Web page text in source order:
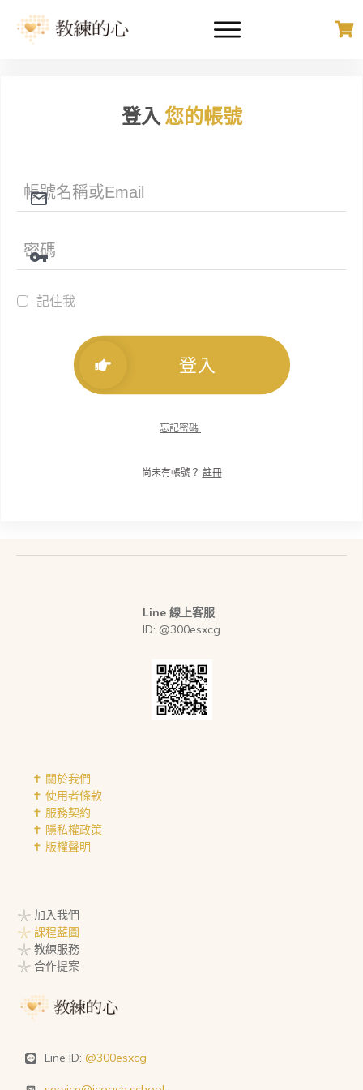
登入您的帳號
記住我
登入
忘記密碼
尚未有帳號？ 註冊
Line 線上客服
ID: @300esxcg
✝︎ 關於我們
✝︎ 使用者條款
✝︎ 服務契約
✝︎ 隱私權政策
✝︎ 版權聲明
𓇼 加入我們
𓇼 課程藍圖
𓇼 教練服務
𓇼 合作提案
Line ID: @300esxcg